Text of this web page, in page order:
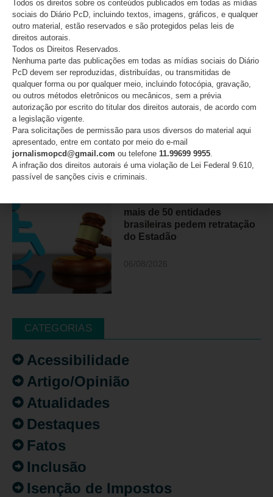
Paulo
07/08/2026
Lei Maria da Penha completa
20 anos e reforça alerta
sobre a violência contra
07/08/2026
mais de 50 entidades
brasileiras pedem retratação
do Estadão
CATEGORIAS
Acessibilidade
Artigo/Opinião
Atualidades
Destaques
Fatos
Inclusão
Isenção de Impostos
Todos os direitos sobre os conteúdos publicados em todas as mídias
sociais do Diário PcD, incluindo textos, imagens, gráficos, e qualquer
outro material, estão reservados e são protegidos pelas leis de
direitos autorais.
Todos os Direitos Reservados.
Nenhuma parte das publicações em todas as mídias sociais do Diário
PcD devem ser reproduzidas, distribuídas, ou transmitidas de
qualquer forma ou por qualquer meio, incluindo fotocópia, gravação,
ou outros métodos eletrônicos ou mecânicos, sem a prévia
autorização por escrito do titular dos direitos autorais, de acordo com
a legislação vigente.
Para solicitações de permissão para usos diversos do material aqui
apresentado, entre em contato por meio do e-mail
jornalismopcd@gmail.com ou telefone 11.99699 9955
A infração dos direitos autorais é uma violação de Lei Federal 9.610,
passível de sanções civis e criminais.